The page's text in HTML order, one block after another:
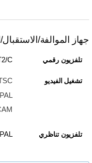
جهاز الموالفة/
تلفزيون رقمي C
تشغيل الفيديو
PAL
تلفزيون تناظري PAL